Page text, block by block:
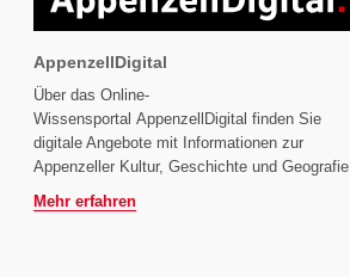
AppenzellDigital
Über das Online-
Wissensportal AppenzellDigital finden Sie
digitale Angebote mit Informationen zur
Appenzeller Kultur, Geschichte und Geografie.
Mehr erfahren